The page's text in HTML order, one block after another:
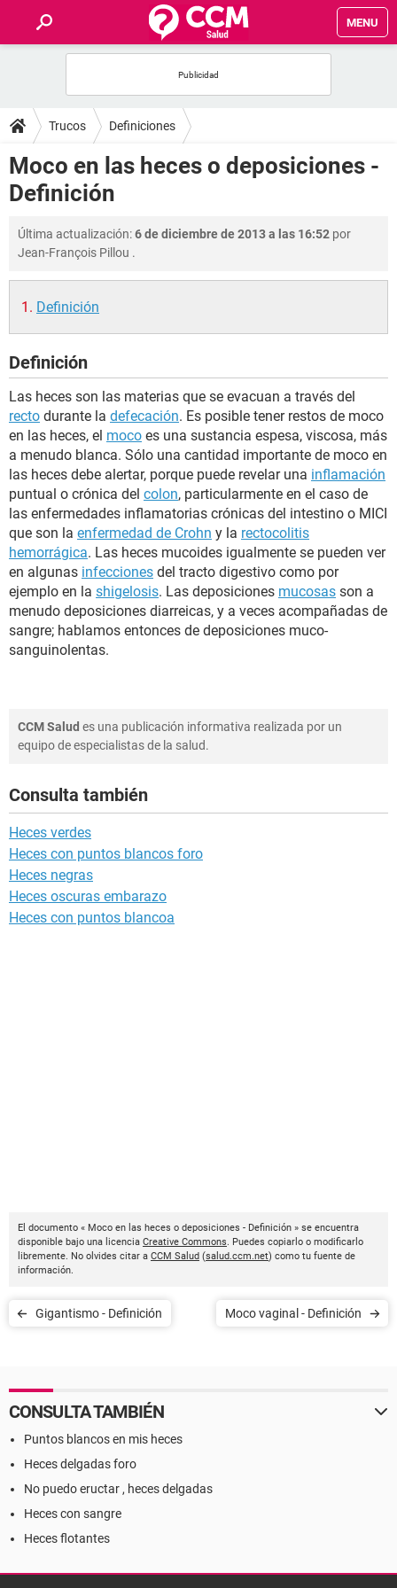
MENU
FOROS
SALUD
FAMILIA
NUTRICIÓN
SEXUALIDAD
Trucos Definiciones
Moco en las heces o deposiciones -
Definición
Última actualización:6 de diciembre de 2013 a las 16:52 por
Jean-François Pillou .
Definición
Definición
Las heces son las materias que se evacuan a través del
recto durante la defecación. Es posible tener restos de moco
en las heces, el moco es una sustancia espesa, viscosa, más
a menudo blanca. Sólo una cantidad importante de moco en
las heces debe alertar, porque puede revelar una inflamación
puntual o crónica del colon, particularmente en el caso de
las enfermedades inflamatorias crónicas del intestino o MICI
que son la enfermedad de Crohn y la rectocolitis
hemorrágica. Las heces mucoides igualmente se pueden ver
en algunas infecciones del tracto digestivo como por
ejemplo en la shigelosis. Las deposiciones mucosas son a
menudo deposiciones diarreicas, y a veces acompañadas de
sangre; hablamos entonces de deposiciones muco-
sanguinolentas.
CCM Salud es una publicación informativa realizada por un
equipo de especialistas de la salud.
Consulta también
Heces verdes
Heces con puntos blancos foro
Heces negras
Heces oscuras embarazo
Heces con puntos blancoa
El documento « Moco en las heces o deposiciones - Definición » se encuentra
disponible bajo una licencia Creative Commons. Puedes copiarlo o modificarlo
libremente. No olvides citar a CCM Salud (salud.ccm.net) como tu fuente de
información.
Gigantismo - Definición Moco vaginal - Definición
CONSULTA TAMBIÉN
Puntos blancos en mis heces
Heces delgadas foro
No puedo eructar , heces delgadas
Heces con sangre
Heces flotantes